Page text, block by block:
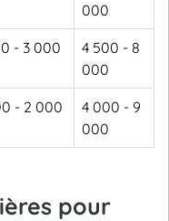
000
- 3 000
4 500 - 8
000
- 2 000
4 000 - 9
000
pour